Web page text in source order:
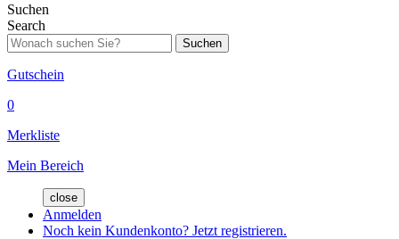
Suchen
Search
Suchen
Gutschein
0
Merkliste
Mein Bereich
close
Anmelden
Noch kein Kundenkonto? Jetzt registrieren.